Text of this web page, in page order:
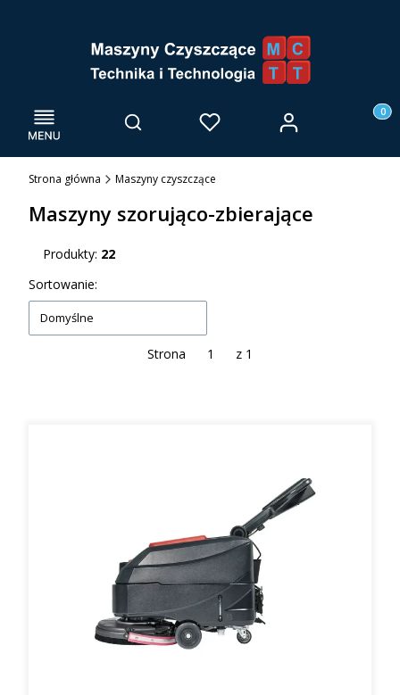
Menu Otwórz wyszukiwarkę
Szukaj Ulubione Zaloguj się
Strona główna Maszyny czyszczące
Maszyny szorująco-zbierające
Produkty: 22
Lista produktów
Sortowanie:
Domyślne
Strona z 1